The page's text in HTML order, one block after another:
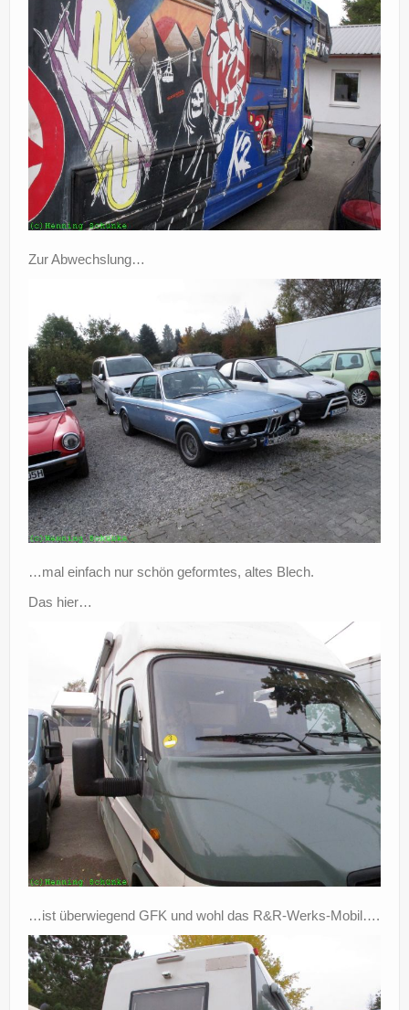
Zur Abwechslung…
…mal einfach nur schön geformtes, altes Blech.
Das hier…
…ist überwiegend GFK und wohl das R&R-Werks-Mobil….